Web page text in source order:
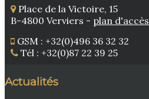
Place de la Victoire, 15
B-4800 Verviers - plan d'accès
GSM : +32(0)496 36 32 32
Tél : +32(0)87 22 39 25
Actualités